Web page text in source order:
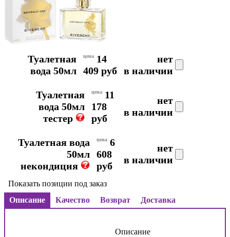
Туалетная
вода 50мл
цена 14
409 руб
нет
в наличии
Туалетная
вода 50мл
тестер
цена 11
178
руб
нет
в наличии
Туалетная вода
50мл
некондиция
цена 6
608
руб
нет
в наличии
Показать позиции под заказ
Описание
Качество Возврат Доставка
Описание